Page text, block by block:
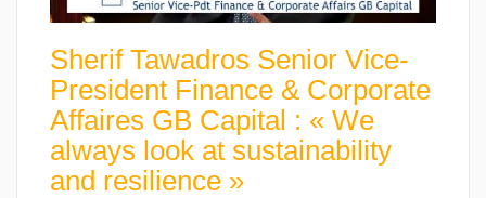
Sherif Tawadros Senior Vice-
President Finance & Corporate
Affaires GB Capital : « We
always look at sustainability
and resilience »